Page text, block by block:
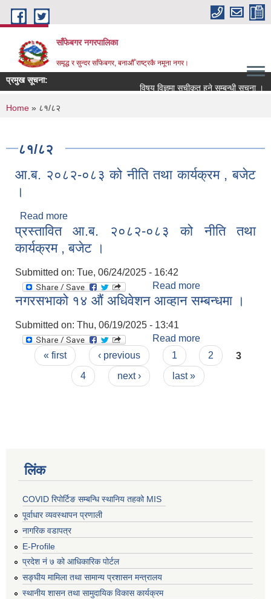
Skip to main content
साँफेबगर नगरपालिका
समृद्ध र सुन्दर साँफेबगर, बनाऔँ राष्ट्रकै नमूना नगर।
प्रमुख सूचना:
विषय विज्ञमा सुचीकृत हुने सम्बन्धी सूचना ।
You are here
Home » ८१/८२
८१/८२
आ.ब. २०८२-०८३ को नीति तथा कार्यक्रम , बजेट
।
Read more
प्रस्तावित आ.ब. २०८२-०८३ को नीति तथा
कार्यक्रम , बजेट ।
Submitted on: Tue, 06/24/2025 - 16:42
Read more
आ.ब. २०८२-०८३
नगरसभाको १४ औं अधिवेशन आव्हान सम्बन्धमा ।
Submitted on: Thu, 06/19/2025 - 13:41
Read more
१४ औं अधिवेशन
आव्हान सम्बन्धमा ।
Pages
« first ‹ previous 1 2
3
4
next › last »
लिंक
COVID रिपोर्टिङ सम्बन्धि स्थानिय तहको MIS
पूर्वाधार व्यवस्थापन प्रणाली
नागरिक वडापत्र
E-Profile
प्रदेश नं ७ को आधिकारिक पोर्टल
सङ्घीय मामिला तथा सामान्य प्रशासन मन्त्रालय
स्थानीय शासन तथा सामुदायिक विकास कार्यक्रम